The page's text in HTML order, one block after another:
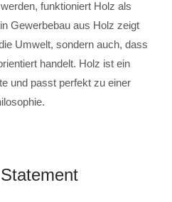
funktioniert Holz als
Gewerbebau aus Holz zeigt
Umwelt, sondern auch, dass
handelt. Holz ist ein
und passt perfekt zu einer